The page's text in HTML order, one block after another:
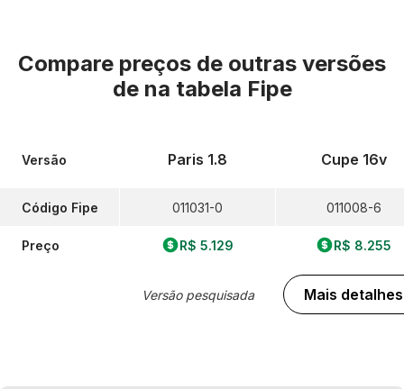
Compare preços de outras versões
de na tabela Fipe
Versão
Código Fipe
Preço
Paris 1.8
011031-0
R$ 5.129
Versão pesquisada
Cupe 16v
011008-6
R$ 8.255
Mais detalhes